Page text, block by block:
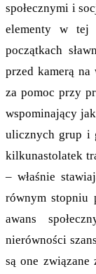
społecznymi i
elementy w tej
początkach
przed kamerą
za pomoc przy
wspominający
ulicznych grup i
kilkunastolatek
– właśnie
równym stopniu
awans
nierówności
są one związane